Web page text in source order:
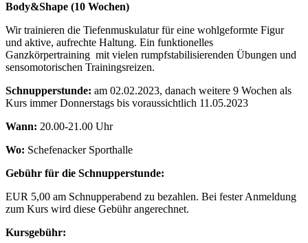
Body&Shape (10 Wochen)
Wir trainieren die Tiefenmuskulatur für eine wohlgeformte Figur
und aktive, aufrechte Haltung. Ein funktionelles
Ganzkörpertraining mit vielen rumpfstabilisierenden Übungen und
sensomotorischen Trainingsreizen.
Schnupperstunde: am 02.02.2023, danach weitere 9 Wochen als
Kurs immer Donnerstags bis voraussichtlich 11.05.2023
Wann: 20.00-21.00 Uhr
Wo: Schefenacker Sporthalle
Gebühr für die Schnupperstunde:
EUR 5,00 am Schnupperabend zu bezahlen. Bei fester Anmeldung
zum Kurs wird diese Gebühr angerechnet.
Kursgebühr: